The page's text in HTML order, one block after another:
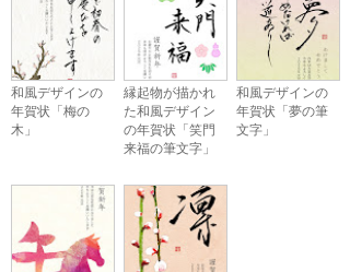
和風デザインの
年賀状「梅の
木」
縁起物が描かれ
た和風デザイン
の年賀状「笑門
来福の筆文字」
和風デザインの
年賀状「夢の筆
文字」